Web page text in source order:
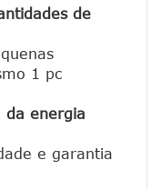
de
1 pc
da energia
e garantia